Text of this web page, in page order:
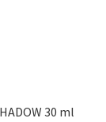
30 ml